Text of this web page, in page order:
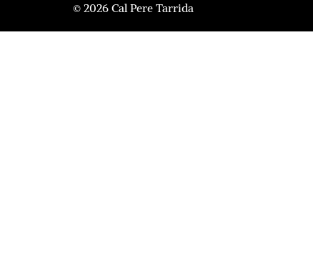
© 2026 Cal Pere Tarrida